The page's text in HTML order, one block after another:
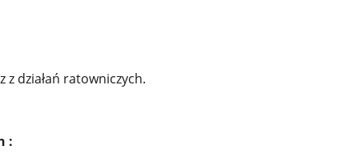
z działań ratowniczych.
: